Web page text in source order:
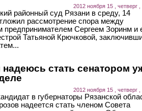
2012 ноября 15 , четверг ,
районный суд Рязани в среду, 14
рассмотрение спора между
предпринимателем Сергеем Зоринм и
Татьяной Крючковой,
стать сенатором
2012 ноября 15 , четверг ,
в губернаторы Рязанской
надеется стать членом Совета